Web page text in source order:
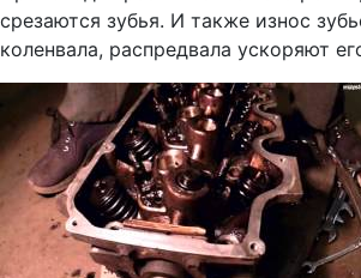
срезаются зубья. И также износ
коленвала, распредвала ускоряют